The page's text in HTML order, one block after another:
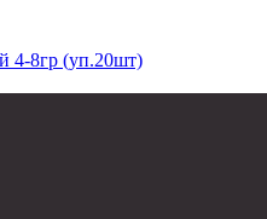
8гр (уп.20шт)